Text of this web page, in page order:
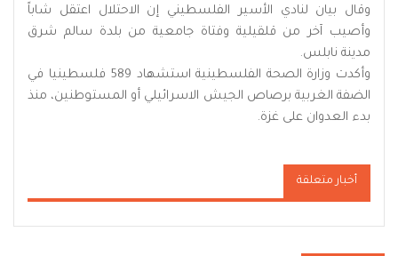
وقال بيان لنادي الأسير الفلسطيني إن الاحتلال اعتقل شاباً
وأصيب آخر من قلقيلية وفتاة جامعية من بلدة سالم شرق
مدينة نابلس.
وأكدت وزارة الصحة الفلسطينية استشهاد 589 فلسطينيا في
الضفة الغربية برصاص الجيش الاسرائيلي أو المستوطنين، منذ
بدء العدوان على غزة.
أخبار متعلقة